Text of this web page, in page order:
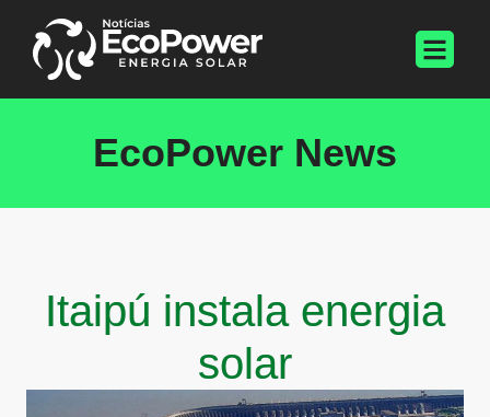
EcoPower News
Itaipú instala energia
solar